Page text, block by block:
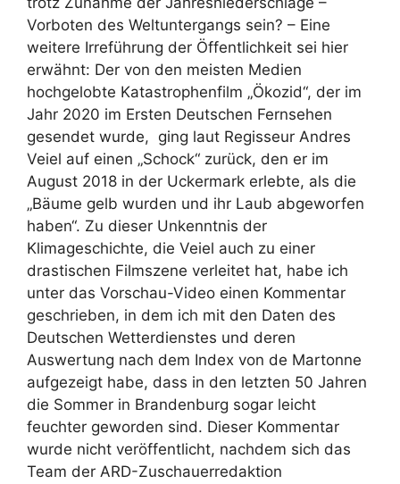
Vorboten des Weltuntergangs sein? – Eine
weitere Irreführung der Öffentlichkeit sei hier
erwähnt: Der von den meisten Medien
hochgelobte Katastrophenfilm „Ökozid“, der im
Jahr 2020 im Ersten Deutschen Fernsehen
gesendet wurde, ging laut Regisseur Andres
Veiel auf einen „Schock“ zurück, den er im
August 2018 in der Uckermark erlebte, als die
„Bäume gelb wurden und ihr Laub abgeworfen
haben“. Zu dieser Unkenntnis der
Klimageschichte, die Veiel auch zu einer
drastischen Filmszene verleitet hat, habe ich
unter das Vorschau-Video einen Kommentar
geschrieben, in dem ich mit den Daten des
Deutschen Wetterdienstes und deren
Auswertung nach dem Index von de Martonne
aufgezeigt habe, dass in den letzten 50 Jahren
die Sommer in Brandenburg sogar leicht
feuchter geworden sind. Dieser Kommentar
wurde nicht veröffentlicht, nachdem sich das
Team der ARD-Zuschauerredaktion